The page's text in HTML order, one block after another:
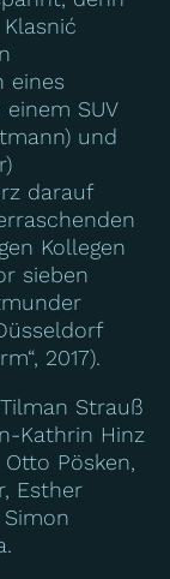
eines
SUV
und
darauf
Kollegen
sieben
2017).
Strauß
Kathrin Hinz
Pösken,
Esther